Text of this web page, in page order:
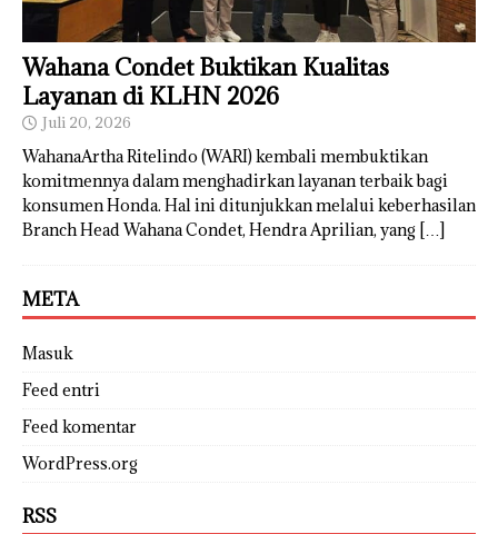
Wahana Condet Buktikan Kualitas
Layanan di KLHN 2026
Juli 20, 2026
WahanaArtha Ritelindo (WARI) kembali membuktikan
komitmennya dalam menghadirkan layanan terbaik bagi
konsumen Honda. Hal ini ditunjukkan melalui keberhasilan
Branch Head Wahana Condet, Hendra Aprilian, yang […]
META
Masuk
Feed entri
Feed komentar
WordPress.org
RSS